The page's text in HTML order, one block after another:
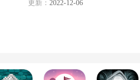
更新： 2022-12-06